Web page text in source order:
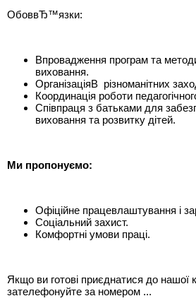
ОбоввЂ™язки:
Впровадження програм та
виховання.
ОрганізаціяВ різноманітних
Координація роботи
Співпраця з батьками для
виховання та розвитку дітей.
Ми пропонуємо:
Офіційне працевлаштування і
Соціальний захист.
Комфортні умови праці.
Якщо ви готові приєднатися до нашої
зателефонуйте за номером ...